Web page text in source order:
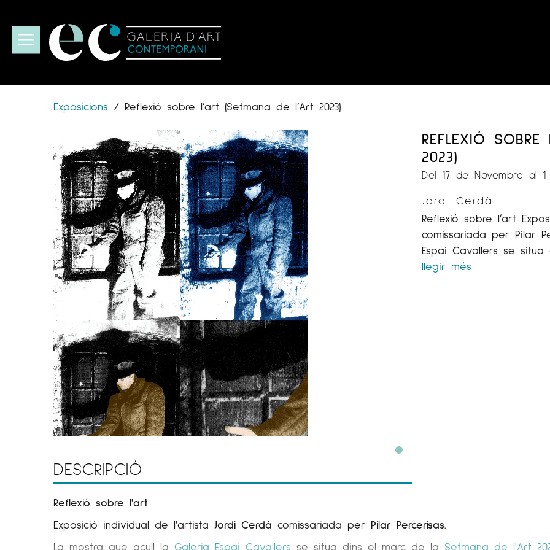
Exposicions / Reflexió sobre l’art (Setmana de l’Art 2023)
REFLEXIÓ
2023)
Del 17 de Novembre al
Jordi Cerdà
Reflexió sobre l’art
comissariada per Pilar
Espai Cavallers se
llegir més
DESCRIPCIÓ
Reflexió sobre l'art
Exposició individual de l'artista Jordi Cerdà comissariada per Pilar Percerisas.
La mostra que acull la Galeria Espai Cavallers se situa dins el marc de la Setmana de l'Art